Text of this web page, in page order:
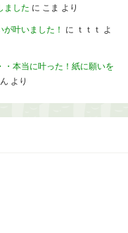
ました に こま より
叶いました！ に ｔｔｔ
よ
本当に叶った！紙に願いを
より